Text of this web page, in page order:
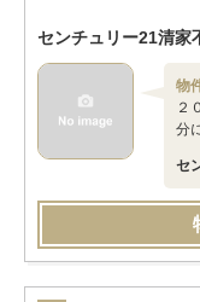
センチュリー21清家
物
２
分
セ